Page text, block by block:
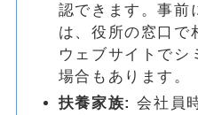
認できます。事前
は、役所の窓口で
ウェブサイトでシ
場合もあります。
扶養家族: 会社員